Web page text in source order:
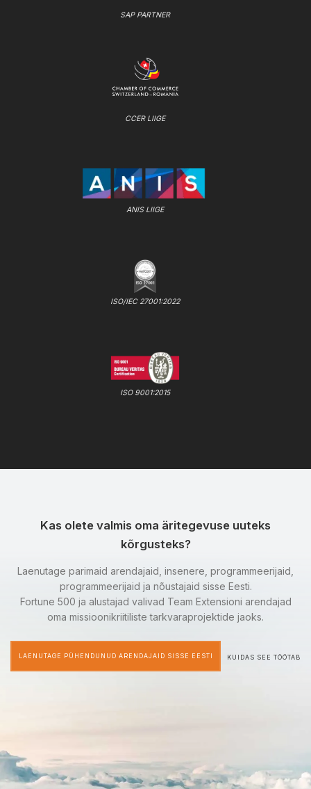
SAP PARTNER
CCER LIIGE
ANIS LIIGE
ISO/IEC 27001:2022
ISO 9001:2015
Kas olete valmis oma äritegevuse uuteks
kõrgusteks?
Laenutage parimaid arendajaid, insenere, programmeerijaid,
programmeerijaid ja nõustajaid sisse Eesti.
Fortune 500 ja alustajad valivad Team Extensioni arendajad
oma missioonikriitiliste tarkvaraprojektide jaoks.
LAENUTAGE PÜHENDUNUD ARENDAJAID SISSE EESTI KUIDAS SEE TÖÖTAB